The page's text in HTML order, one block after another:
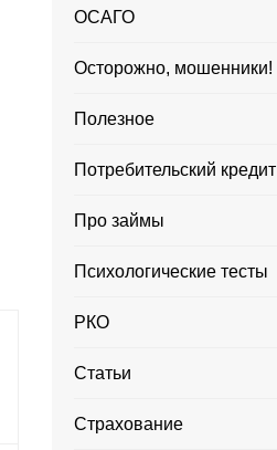
ОСАГО
Осторожно, мошенники!
Полезное
Потребительский кредит
Про займы
Психологические тесты
РКО
Статьи
Страхование